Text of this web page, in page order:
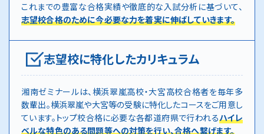
これまでの豊富な合格実績や徹底的な入試分析に基づいて、
志望校合格のために今必要な力を着実に伸ばしていきます。
志望校に特化したカリキュラム
湘南ゼミナールは、横浜翠嵐高校・大宮高校合格者を毎年多
数輩出。横浜翠嵐や大宮等の受験に特化したコースをご用意し
ています。トップ校合格に必要な各都道府県で行われるハイレ
ベルな特色のある問題等への対策を行い、合格へ繋げます。